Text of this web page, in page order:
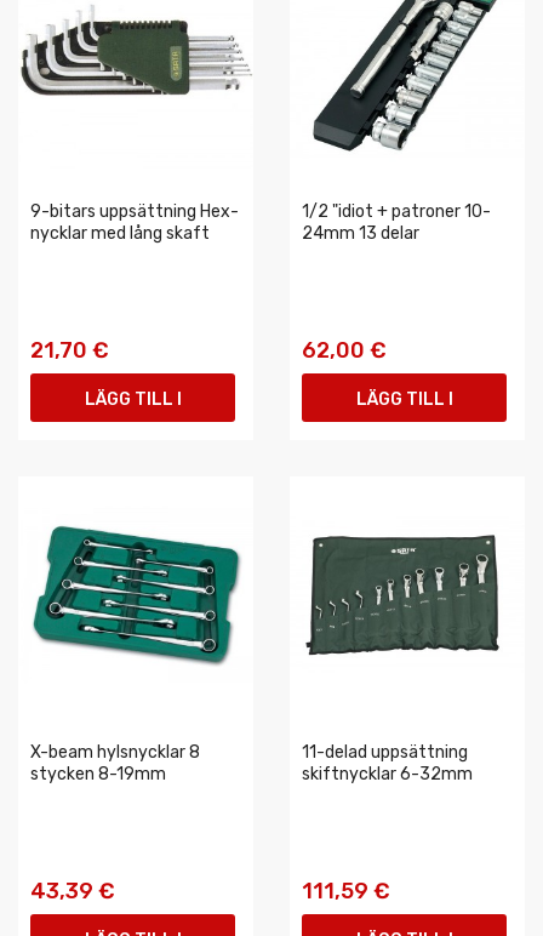
9-bitars uppsättning Hex-
nycklar med lång skaft
21,70 €
LÄGG TILL I
1/2 "idiot + patroner 10-
24mm 13 delar
62,00 €
LÄGG TILL I
X-beam hylsnycklar 8
stycken 8-19mm
43,39 €
11-delad uppsättning
skiftnycklar 6-32mm
111,59 €